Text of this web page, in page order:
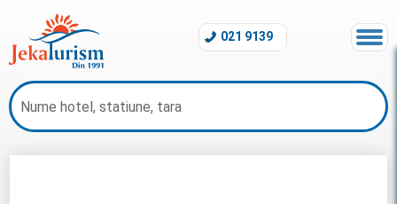
021 9139